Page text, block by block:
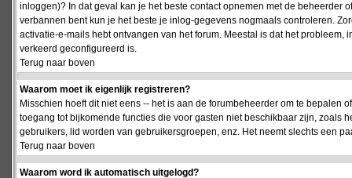
inloggen)? In dat geval kan je het beste contact opnemen met de beheerder
verbannen bent kun je het beste je inlog-gegevens nogmaals controleren.
activatie-e-mails hebt ontvangen van het forum. Meestal is dat het
verkeerd geconfigureerd is.
Terug naar boven
Waarom moet ik eigenlijk registreren?
Misschien hoeft dit niet eens -- het is aan de forumbeheerder om te bepalen
toegang tot bijkomende functies die voor gasten niet beschikbaar zijn,
gebruikers, lid worden van gebruikersgroepen, enz. Het neemt slechts een
Terug naar boven
Waarom word ik automatisch uitgelogd?